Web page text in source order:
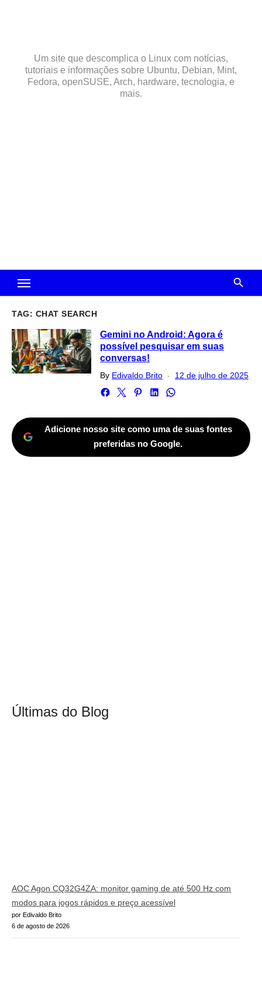
Um site que descomplica o Linux com notícias,
tutoriais e informações sobre Ubuntu, Debian, Mint,
Fedora, openSUSE, Arch, hardware, tecnologia, e
mais.
TAG: CHAT SEARCH
Gemini no Android: Agora é
possível pesquisar em suas
conversas!
By Edivaldo Brito
Posted
12 de julho de 2025
Adicione nosso site como uma de suas fontes
preferidas no Google.
Últimas do Blog
AOC Agon CQ32G4ZA: monitor gaming de até 500 Hz com
modos para jogos rápidos e preço acessível
por Edivaldo Brito
6 de agosto de 2026